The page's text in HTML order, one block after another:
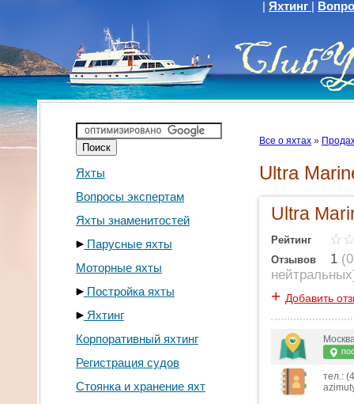
Яхтинг
Яхты
Вопросы экспертам
Яхты знаменитостей
Парусные яхты
Моторные яхты
Постройка яхты
Яхтинг
Корпоративный яхтинг
Регистрация судов
Стоянка и хранение яхт
Все о яхтах »
Ultra
Ultra
Рейтинг
Отзывов
1 (
нейтральных
+ Добавить
тел.: